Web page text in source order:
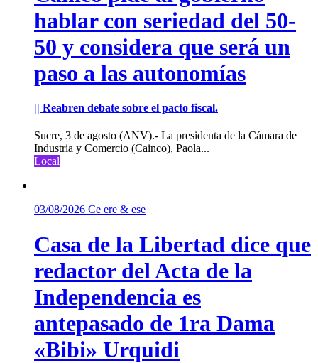
hablar con seriedad del 50-
50 y considera que será un
paso a las autonomías
|| Reabren debate sobre el pacto fiscal.
Sucre, 3 de agosto (ANV).- La presidenta de la Cámara de
Industria y Comercio (Cainco), Paola...
Local
03/08/2026 Ce ere & ese
Casa de la Libertad dice que
redactor del Acta de la
Independencia es
antepasado de 1ra Dama
«Bibi» Urquidi